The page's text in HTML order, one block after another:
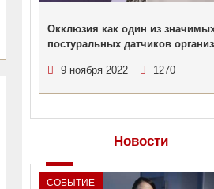
Окклюзия как один из
постуральных датчиков
9 ноября 2022 1270
Новости
СОБЫТИЕ